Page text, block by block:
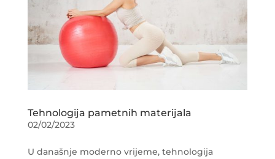
Tehnologija pametnih materijala
02/02/2023
U današnje moderno vrijeme, tehnologija